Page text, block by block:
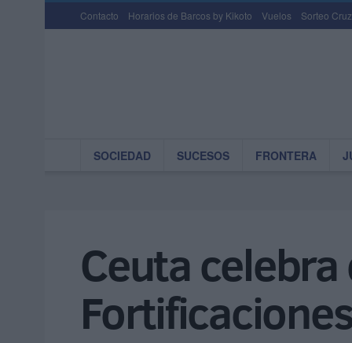
Contacto Horarios de Barcos by Kikoto Vuelos Sorteo
SOCIEDAD SUCESOS FRONTERA
Ceuta